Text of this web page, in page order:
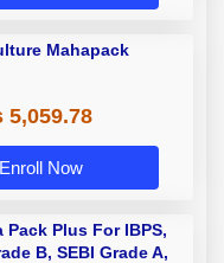
Mahapack
5,059.78
Enroll Now
Pack Plus For IBPS,
B, SEBI Grade A,